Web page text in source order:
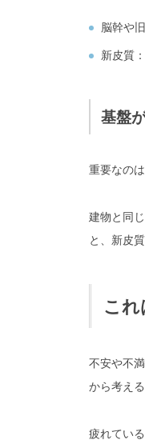
脳幹や
新皮質
基盤
重要なのは
建物と同
と、新皮
これ
不安や不
から考え
疲れてい